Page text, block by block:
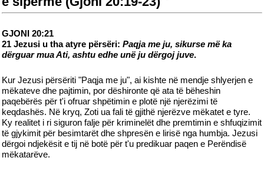
GJONI 20:21
21 Jezusi u tha atyre përsëri: Paqja me ju, sikurse më ka
dërguar mua Ati, ashtu edhe unë ju dërgoj juve.
Kur Jezusi përsëriti "Paqja me ju", ai kishte në mendje shlyerjen e
mëkateve dhe pajtimin, por dëshironte që ata të bëheshin
paqebërës për t'i ofruar shpëtimin e plotë një njerëzimi të
keqdashës. Në kryq, Zoti ua fali të gjithë njerëzve mëkatet e tyre.
Ky realitet i ri siguron falje për kriminelët dhe premtimin e shfuqizimit
të gjykimit për besimtarët dhe shpresën e lirisë nga humbja. Jezusi
dërgoi ndjekësit e tij në botë për t'u predikuar paqen e Perëndisë
mëkatarëve.